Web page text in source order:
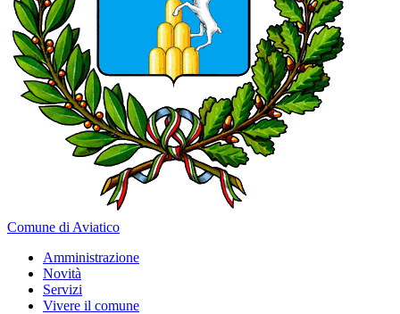
Comune di Aviatico
Amministrazione
Novità
Servizi
Vivere il comune